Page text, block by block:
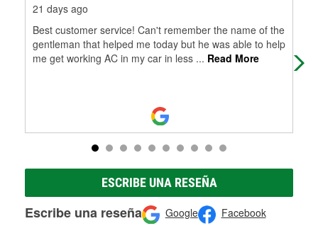
21 days ago
Best customer service! Can't remember the name of the
gentleman that helped me today but he was able to help
me get working AC in my car in less ... Read More
ESCRIBE UNA RESEÑA
Escribe una reseña Google Facebook